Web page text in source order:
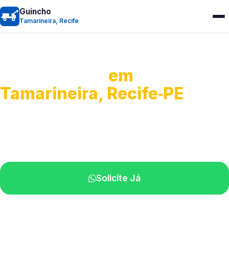
Guincho
Tamarineira, Recife
em
Tamarineira, Recife‑PE
Solicite Já